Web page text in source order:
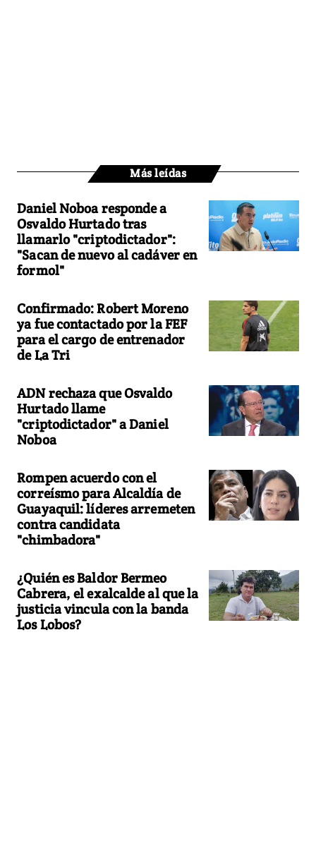
Más leídas
Daniel Noboa responde a
Osvaldo Hurtado tras
llamarlo "criptodictador":
"Sacan de nuevo al cadáver en
formol"
Confirmado: Robert Moreno
ya fue contactado por la FEF
para el cargo de entrenador
de La Tri
ADN rechaza que Osvaldo
Hurtado llame
"criptodictador" a Daniel
Noboa
Rompen acuerdo con el
correísmo para Alcaldía de
Guayaquil: líderes arremeten
contra candidata
"chimbadora"
¿Quién es Baldor Bermeo
Cabrera, el exalcalde al que la
justicia vincula con la banda
Los Lobos?